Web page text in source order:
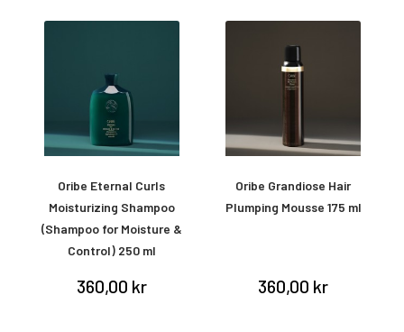
Oribe Eternal Curls
Moisturizing Shampoo
(Shampoo for Moisture &
Control) 250 ml
360,00 kr
Oribe Grandiose Hair
Plumping Mousse 175 ml
360,00 kr